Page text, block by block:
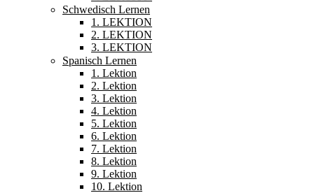
Schwedisch Lernen
1. LEKTION
2. LEKTION
3. LEKTION
Spanisch Lernen
1. Lektion
2. Lektion
3. Lektion
4. Lektion
5. Lektion
6. Lektion
7. Lektion
8. Lektion
9. Lektion
10. Lektion